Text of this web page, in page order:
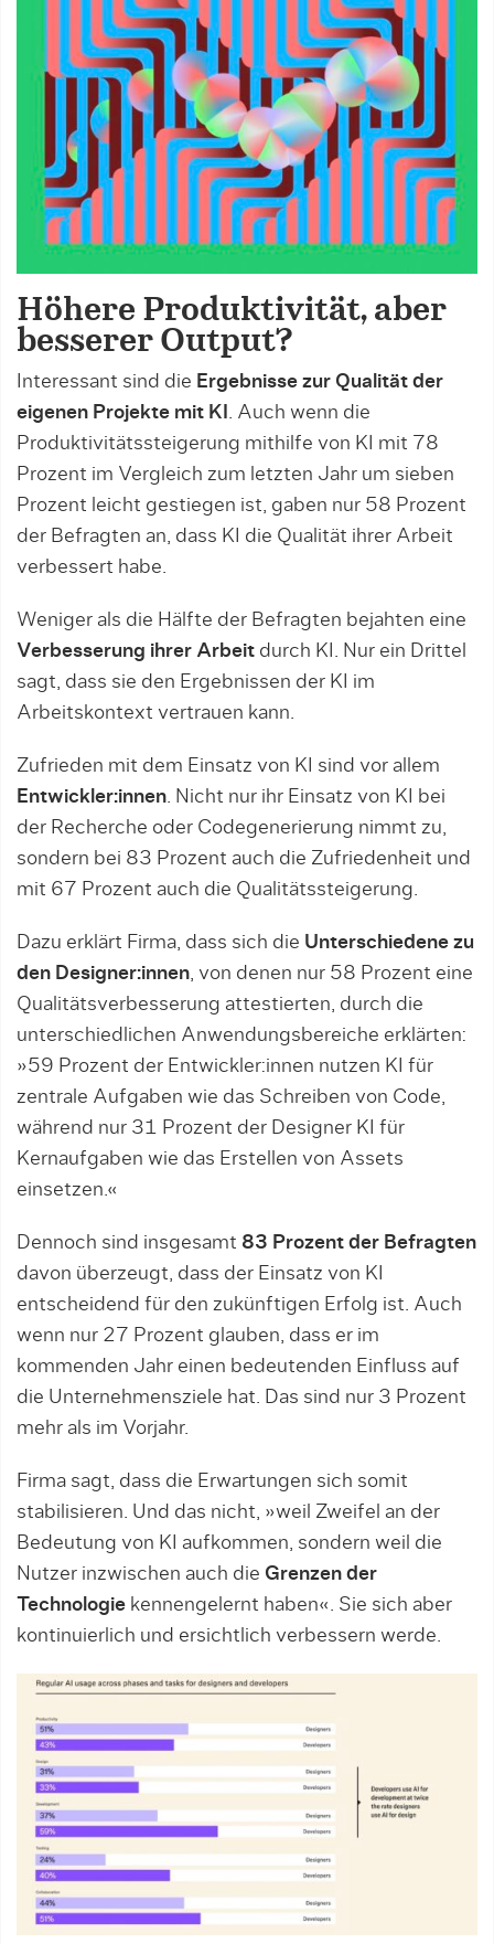
Höhere Produktivität, aber
besserer Output?
Interessant sind die Ergebnisse zur Qualität der
eigenen Projekte mit KI . Auch wenn die
Produktivitätssteigerung mithilfe von KI mit 78
Prozent im Vergleich zum letzten Jahr um sieben
Prozent leicht gestiegen ist, gaben nur 58 Prozent
der Befragten an, dass KI die Qualität ihrer Arbeit
verbessert habe.
Weniger als die Hälfte der Befragten bejahten eine
Verbesserung ihrer Arbeit durch KI. Nur ein Drittel
sagt, dass sie den Ergebnissen der KI im
Arbeitskontext vertrauen kann.
Zufrieden mit dem Einsatz von KI sind vor allem
Entwickler:innen. Nicht nur ihr Einsatz von KI bei
der Recherche oder Codegenerierung nimmt zu,
sondern bei 83 Prozent auch die Zufriedenheit und
mit 67 Prozent auch die Qualitätssteigerung.
Dazu erklärt Firma, dass sich die Unterschiedene zu
den Designer:innen, von denen nur 58 Prozent eine
Qualitätsverbesserung attestierten, durch die
unterschiedlichen Anwendungsbereiche erklärten:
»59 Prozent der Entwickler:innen nutzen KI für
zentrale Aufgaben wie das Schreiben von Code,
während nur 31 Prozent der Designer KI für
Kernaufgaben wie das Erstellen von Assets
einsetzen.«
Dennoch sind insgesamt 83 Prozent der Befragten
davon überzeugt, dass der Einsatz von KI
entscheidend für den zukünftigen Erfolg ist. Auch
wenn nur 27 Prozent glauben, dass er im
kommenden Jahr einen bedeutenden Einfluss auf
die Unternehmensziele hat. Das sind nur 3 Prozent
mehr als im Vorjahr.
Firma sagt, dass die Erwartungen sich somit
stabilisieren. Und das nicht, »weil Zweifel an der
Bedeutung von KI aufkommen, sondern weil die
Nutzer inzwischen auch die Grenzen der
Technologie kennengelernt haben«. Sie sich aber
kontinuierlich und ersichtlich verbessern werde.